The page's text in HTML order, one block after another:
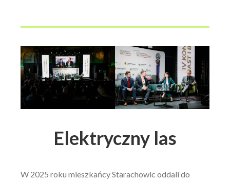
Elektryczny las
W 2025 roku mieszkańcy Starachowic oddali do